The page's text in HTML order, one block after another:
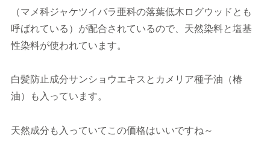
（マメ科ジャケツイバラ亜科の落葉低木ログウッドとも
呼ばれている）が配合されているので、天然染料と塩基
性染料が使われています。
白髪防止成分サンショウエキスとカメリア種子油（椿
油）も入っています。
天然成分も入っていてこの価格はいいですね～